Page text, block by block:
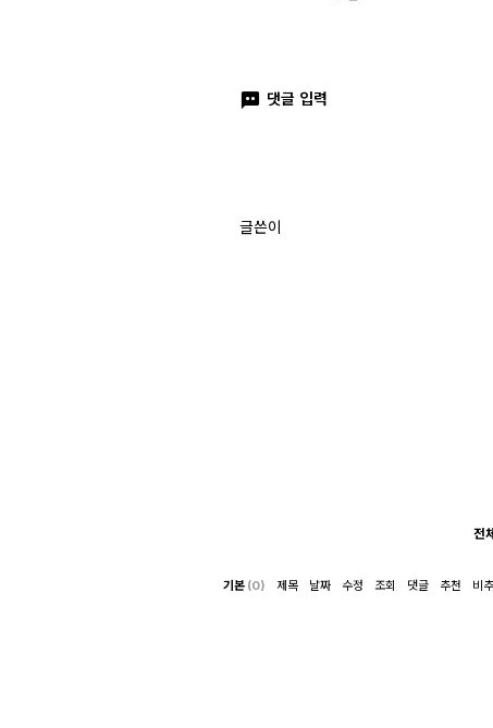
댓글 입력
글쓴이
전체
기본 (0) 제목 날짜 수정 조회 댓글 추천 비추